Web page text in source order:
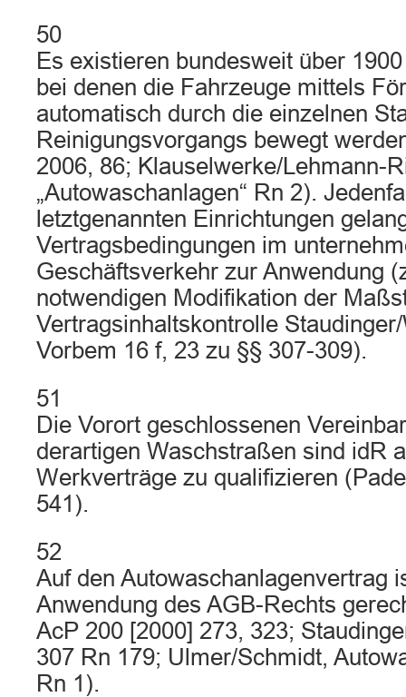
50
Es existieren bundesweit über
bei denen die Fahrzeuge mittels
automatisch durch die einzelnen
Reinigungsvorgangs bewegt
2006, 86; Klauselwerke/Lehmann-
„Autowaschanlagen“ Rn 2).
letztgenannten Einrichtungen
Vertragsbedingungen im
Geschäftsverkehr zur Anwendung
notwendigen Modifikation der
Vertragsinhaltskontrolle
Vorbem 16 f, 23 zu §§ 307-309).
51
Die Vorort geschlossenen
derartigen Waschstraßen sind idR
Werkverträge zu qualifizieren
541).
52
Auf den Autowaschanlagenvertrag
Anwendung des AGB-Rechts
AcP 200 [2000] 273, 323;
307 Rn 179; Ulmer/Schmidt,
Rn 1).